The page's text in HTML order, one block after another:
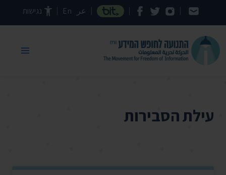
דילוג לתוכן העמוד عر En נגישות
עילת הסבירות